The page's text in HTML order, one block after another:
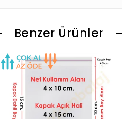
Benzer Ürünler